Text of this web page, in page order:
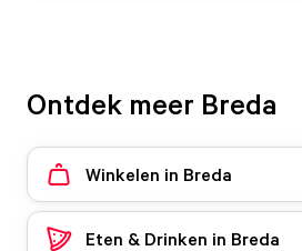
Ontdek meer Breda
Winkelen in Breda
Eten & Drinken in Breda